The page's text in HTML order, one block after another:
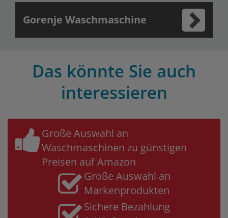
Gorenje Waschmaschine
Das könnte Sie auch
interessieren
Große Auswahl an
Waschmaschinen zu günstigen
Preisen auf Amazon
Große Auswahl an
Markenprodukten
Sichere Bezahlung